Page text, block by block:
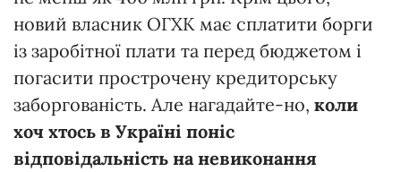
новий власник ОГХК має сплатити борги
із заробітної плати та перед бюджетом і
погасити прострочену кредиторську
заборгованість. Але нагадайте-но, коли
хоч хтось в Україні поніс
відповідальність на невиконання